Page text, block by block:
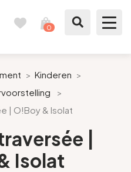
0
> Kinderen >
>
| O!Boy & Isolat
|
Isolat